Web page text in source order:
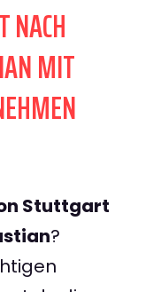
NACH
MIT
Stuttgart
?